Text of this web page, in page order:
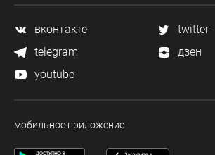
вконтакте
twitter
telegram
дзен
youtube
мобильное приложение